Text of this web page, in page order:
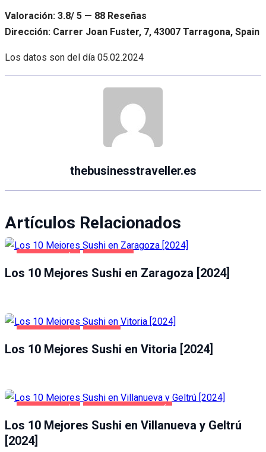
Valoración: 3.8/ 5 — 88 Reseñas
Dirección: Carrer Joan Fuster, 7, 43007 Tarragona, Spain
Los datos son del día 05.02.2024
thebusinesstraveller.es
Artículos Relacionados
Los 10 Mejores Sushi en Zaragoza [2024]
Los 10 Mejores Sushi en Vitoria [2024]
Los 10 Mejores Sushi en Villanueva y Geltrú
[2024]